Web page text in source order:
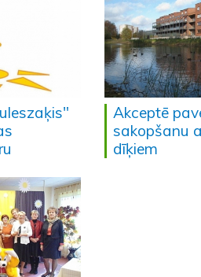
Akceptē
sakopšanu
dīķiem